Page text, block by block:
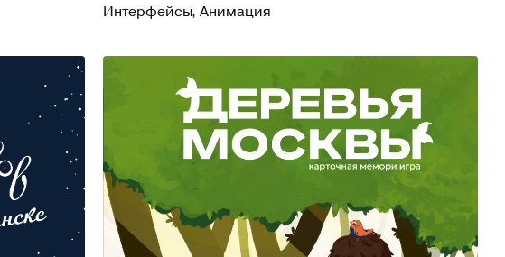
Интерфейсы,Анимация